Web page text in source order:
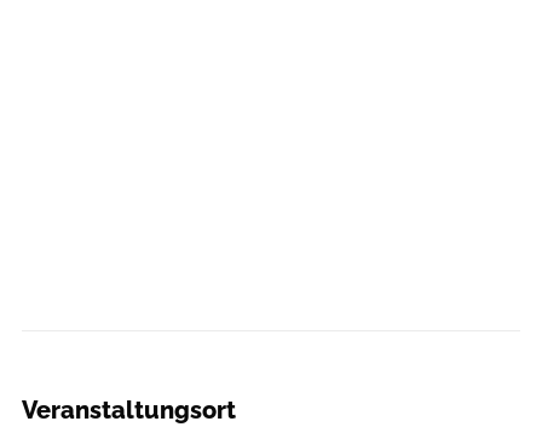
Veranstaltungsort